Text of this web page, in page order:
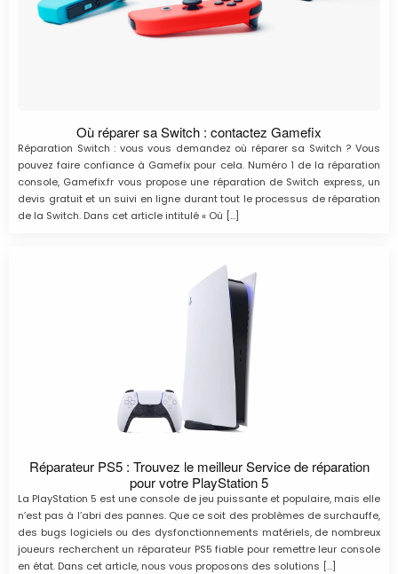
Où réparer sa Switch : contactez Gamefix
Réparation Switch : vous vous demandez où réparer sa Switch ? Vous
pouvez faire confiance à Gamefix pour cela. Numéro 1 de la réparation
console, Gamefix.fr vous propose une réparation de Switch express, un
devis gratuit et un suivi en ligne durant tout le processus de réparation
de la Switch. Dans cet article intitulé « Où […]
Réparateur PS5 : Trouvez le meilleur Service de réparation
pour votre PlayStation 5
La PlayStation 5 est une console de jeu puissante et populaire, mais elle
n’est pas à l’abri des pannes. Que ce soit des problèmes de surchauffe,
des bugs logiciels ou des dysfonctionnements matériels, de nombreux
joueurs recherchent un réparateur PS5 fiable pour remettre leur console
en état. Dans cet article, nous vous proposons des solutions […]